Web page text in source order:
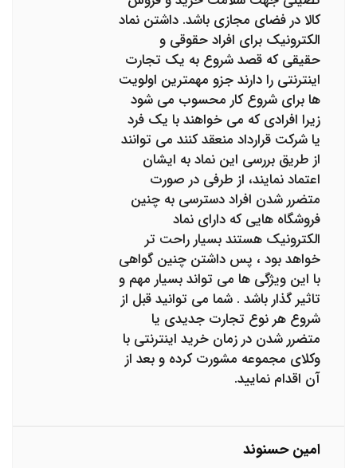
کالا در فضای مجازی باشد. داشتن نماد
الکترونیک برای افراد حقوقی و
حقیقی که قصد شروع به یک تجارت
اینترنتی را دارند جزو مهمترین اولویت
ها برای شروع کار محسوب می شود
زیرا افرادی که می خواهند با یک فرد
یا شرکت قرارداد منعقد کنند می توانند
از طریق بررسی این نماد به ایشان
اعتماد نمایند، از طرفی در صورت
متضرر شدن افراد دسترسی به چنین
فروشگاه هایی که دارای نماد
الکترونیک هستند بسیار راحت تر
خواهد بود ، پس داشتن چنین گواهی
با این ویژگی ها می تواند بسیار مهم و
تاثیر گذار باشد . شما می توانید قبل از
شروع هر نوع تجارت جدیدی یا
متضرر شدن در زمان خرید اینترنتی با
وکلای مجموعه مشورت کرده و بعد از
آن اقدام نمایید.
امین حسنوند